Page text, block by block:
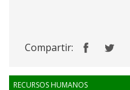
Compartir:
RECURSOS HUMANOS